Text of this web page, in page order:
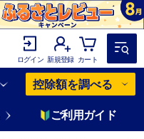
ログイン 新規登録 カート
控除額を調べる
ご利用ガイド